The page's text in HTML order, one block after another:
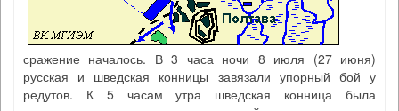
сражение началось. В 3 часа ночи 8 июля (27 июня)
русская и шведская конницы завязали упорный бой у
редутов. К 5 часам утра шведская конница была